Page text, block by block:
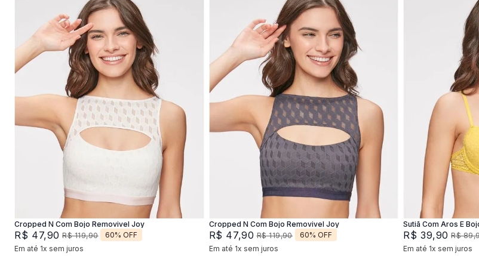
XG
Adicionar na sacola
Cropped N Com Bojo Removivel Joy
R$ 47,90 R$ 119,90 60% OFF
Em até 1x sem juros
M G XG
Adicionar na sacola
Cropped N Com Bojo Removivel Joy
R$ 47,90 R$ 119,90 60% OFF
Em até 1x sem juros
Sutiã Com Aros E
R$ 39,90 R$ 89,
Em até 1x sem juros